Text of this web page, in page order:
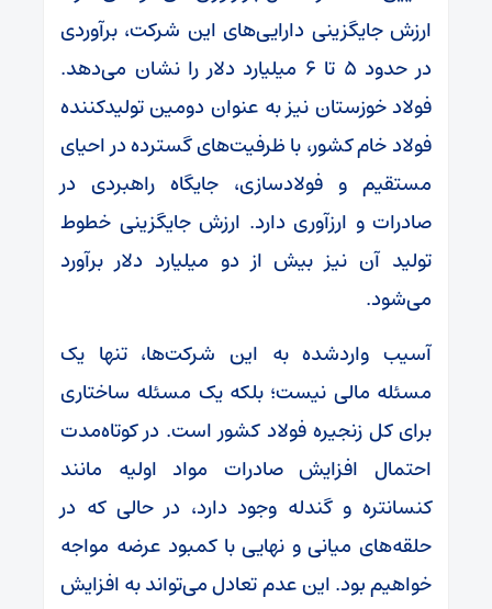
ارزش جایگزینی دارایی‌های این شرکت، برآوردی
در حدود ۵ تا ۶ میلیارد دلار را نشان می‌دهد.
فولاد خوزستان نیز به عنوان دومین تولیدکننده
فولاد خام کشور، با ظرفیت‌های گسترده در احیای
مستقیم و فولادسازی، جایگاه راهبردی در
صادرات و ارزآوری دارد. ارزش جایگزینی خطوط
تولید آن نیز بیش از دو میلیارد دلار برآورد
می‌شود.
آسیب واردشده به این شرکت‌ها، تنها یک
مسئله مالی نیست؛ بلکه یک مسئله ساختاری
برای کل زنجیره فولاد کشور است. در کوتاه‌مدت
احتمال افزایش صادرات مواد اولیه مانند
کنسانتره و گندله وجود دارد، در حالی که در
حلقه‌های میانی و نهایی با کمبود عرضه مواجه
خواهیم بود. این عدم تعادل می‌تواند به افزایش